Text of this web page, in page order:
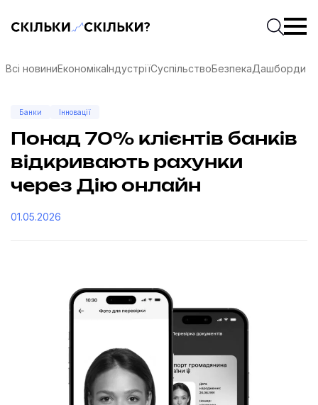
Скільки-скільки? — Медіа про суспільні даніПочати
Всі новиниЕкономікаІндустріїСуспільствоБезпекаДашборди
Банки Інновації
Понад 70% клієнтів банків
відкривають рахунки
через Дію онлайн
01.05.2026